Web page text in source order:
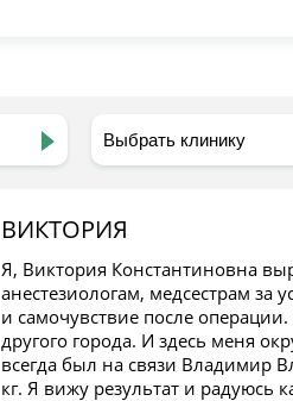
ВИКТОРИЯ
Я, Виктория Константиновна
анестезиологам, медсестрам
и самочувствие после
другого города. И здесь меня
всегда был на связи Владимир
кг. Я вижу результат и радуюсь